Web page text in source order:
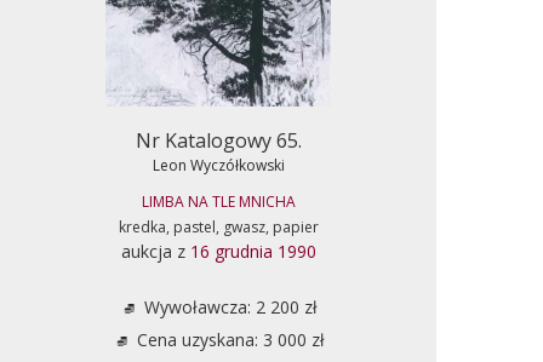
Nr Katalogowy 65.
Leon Wyczółkowski
LIMBA NA TLE MNICHA
kredka, pastel, gwasz, papier
aukcja z 16 grudnia 1990
Wywoławcza: 2 200 zł
Cena uzyskana: 3 000 zł